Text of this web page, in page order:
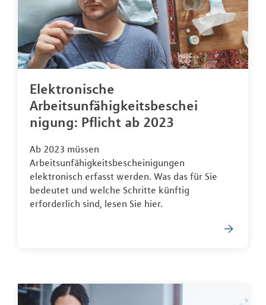
Elektronische
Arbeitsunfähigkeitsbeschei
nigung: Pflicht ab 2023
Ab 2023 müssen
Arbeitsunfähigkeitsbescheinigungen
elektronisch erfasst werden. Was das für Sie
bedeutet und welche Schritte künftig
erforderlich sind, lesen Sie hier.